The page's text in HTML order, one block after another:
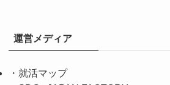
運営メディア
・ 就活マップ